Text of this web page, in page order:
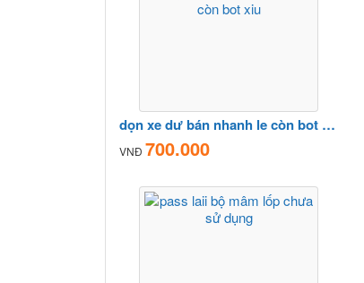
dọn xe dư bán nhanh le còn bot xiu
VNĐ 700.000